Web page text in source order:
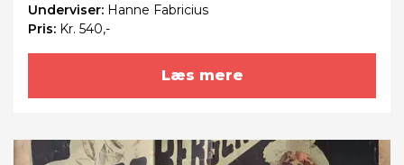
Underviser: Hanne Fabricius
Pris: Kr. 540,-
Læs mere